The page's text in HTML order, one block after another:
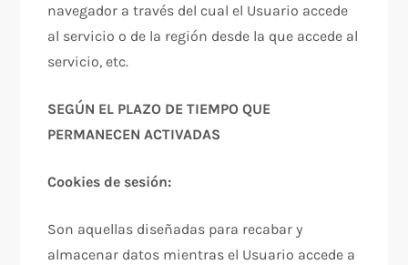
navegador a través del cual el Usuario accede
al servicio o de la región desde la que accede al
servicio, etc.
SEGÚN EL PLAZO DE TIEMPO QUE
PERMANECEN ACTIVADAS
Cookies de sesión:
Son aquellas diseñadas para recabar y
almacenar datos mientras el Usuario accede a